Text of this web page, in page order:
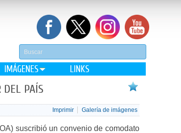
IMÁGENES LINKS
DEL PAÍS
Imprimir Galería de imágenes
suscribió un convenio de comodato